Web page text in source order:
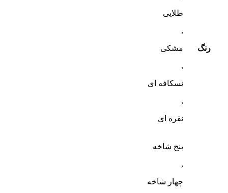
رنگ
طلایی
,
مشکی
,
نسکافه ای
,
نقره ای
پنج شاخه
,
چهار شاخه